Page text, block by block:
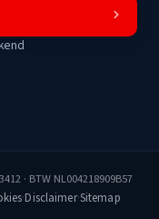
· BTW NL004218909B57
·Disclaimer·Sitemap